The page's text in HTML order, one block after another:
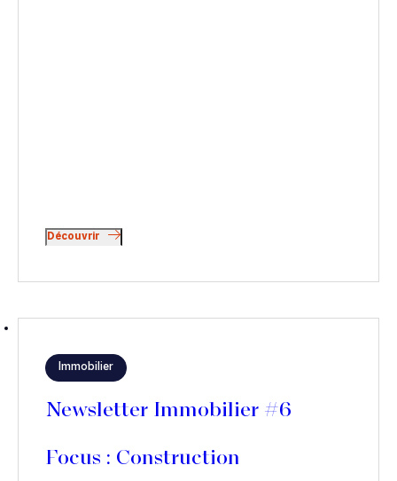
Découvrir
Immobilier
Newsletter Immobilier #6
Focus : Construction